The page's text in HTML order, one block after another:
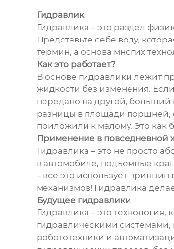
Гидравлик
Гидравлика – это раздел
Представьте себе воду,
термин, а основа многих
Как это работает?
В основе гидравлики лежит
жидкости без изменения.
передано на другой, больший
разницы в площади поршней,
приложили к малому. Это
Применение в повседневной
Гидравлика – это не просто
в автомобиле, подъемные
– все это использует
механизмов! Гидравлика
Будущее гидравлики
Гидравлика – это
гидравлическими системами,
робототехники и